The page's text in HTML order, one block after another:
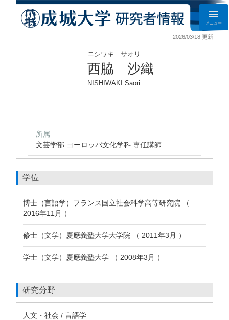
メニュー
2026/03/18 更新
ニシワキ サオリ
西脇 沙織
NISHIWAKI Saori
所属
文芸学部 ヨーロッパ文化学科 専任講師
学位
博士（言語学）フランス国立社会科学高等研究院 （
2016年11月 ）
修士（文学）慶應義塾大学大学院 （ 2011年3月 ）
学士（文学）慶應義塾大学 （ 2008年3月 ）
研究分野
人文・社会 / 言語学